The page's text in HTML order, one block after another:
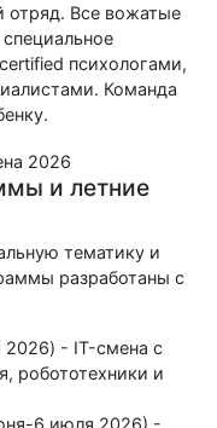
отряд. Все вожатые
психологами,
Команда
и летние
тематику и
разработаны с
2026) - IT-смена с
робототехники и
6 июля 2026) -